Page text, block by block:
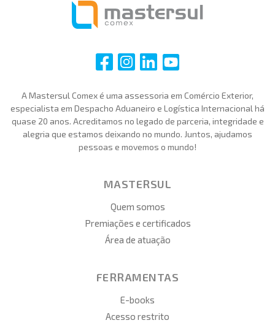
i i i i
A Mastersul Comex é uma assessoria em Comércio Exterior,
especialista em Despacho Aduaneiro e Logística Internacional há
quase 20 anos. Acreditamos no legado de parceria, integridade e
alegria que estamos deixando no mundo. Juntos, ajudamos
pessoas e movemos o mundo!
MASTERSUL
Quem somos
Premiações e certificados
Área de atuação
FERRAMENTAS
E-books
Acesso restrito